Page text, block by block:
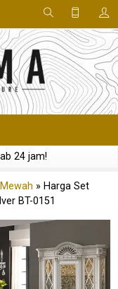
24 jam!
» Harga Set
BT-0151